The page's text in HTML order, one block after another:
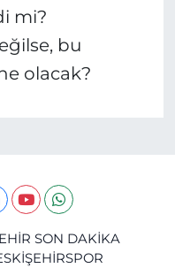
mi?
bu
olacak?
SON DAKİKA